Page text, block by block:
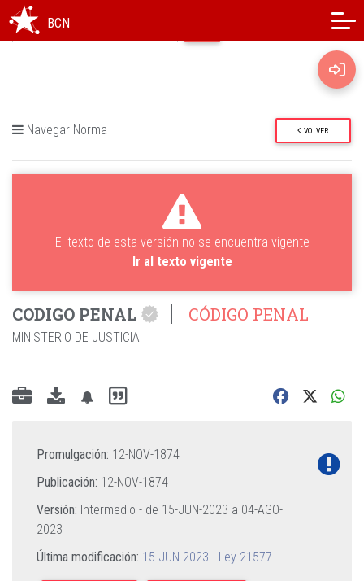
BCN
Navegar Norma VOLVER
El texto de esta versión no se encuentra vigente
Ir al texto vigente
CODIGO PENAL CÓDIGO PENAL
MINISTERIO DE JUSTICIA
Promulgación: 12-NOV-1874
Publicación: 12-NOV-1874
Versión: Intermedio - de 15-JUN-2023 a 04-AGO-
2023
Última modificación: 15-JUN-2023 - Ley 21577